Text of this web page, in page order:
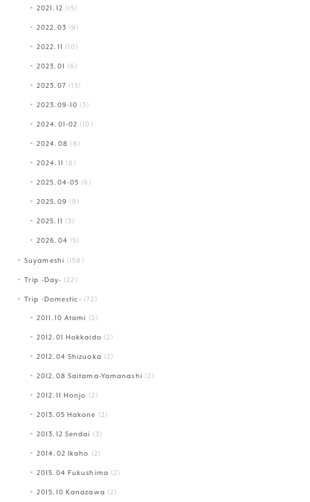
2021.12 (15)
2022.03 (9)
2022.11 (10)
2023.01 (6)
2023.07 (13)
2023.09-10 (3)
2024.01-02 (10)
2024.08 (8)
2024.11 (8)
2025.04-05 (6)
2025.09 (9)
2025.11 (3)
2026.04 (5)
Suyameshi (158)
Trip -Day- (22)
Trip -Domestic- (72)
2011.10 Atami (2)
2012.01 Hokkaido (2)
2012.04 Shizuoka (2)
2012.08 Saitama-Yamanashi (2)
2012.11 Honjo (2)
2013.05 Hakone (2)
2013.12 Sendai (3)
2014.02 Ikaho (2)
2015.04 Fukushima (2)
2015.10 Kanazawa (2)